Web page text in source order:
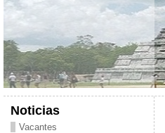
Noticias
Vacantes